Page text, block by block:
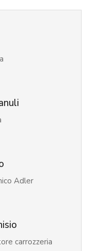
Adler
carrozzeria